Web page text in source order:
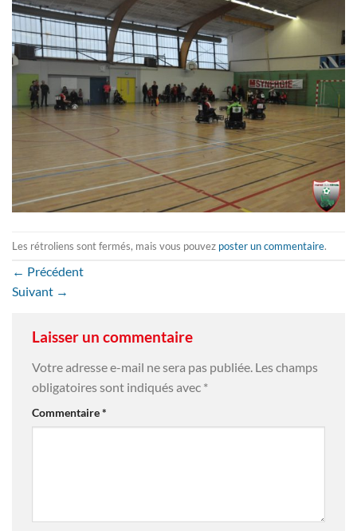
Les rétroliens sont fermés, mais vous pouvez poster un commentaire.
← Précédent
Suivant →
Laisser un commentaire
Votre adresse e-mail ne sera pas publiée. Les champs
obligatoires sont indiqués avec *
Commentaire*